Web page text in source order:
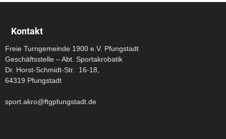
Kontakt
Freie Turngemeinde 1900 e.V. Pfungstadt
Geschäftsstelle – Abt. Sportakrobatik
Dr. Horst-Schmidt-Str. 16-18,
64319 Pfungstadt
sport.akro@ftgpfungstadt.de